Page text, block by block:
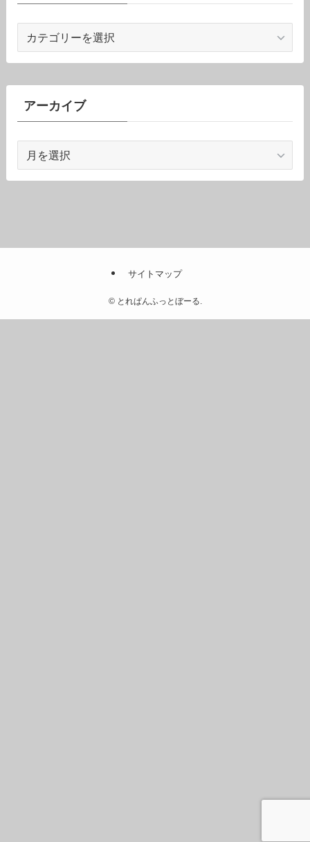
ゴ
リ
ーアーカイブ
カ
サイトマップ
©とれぱんふっとぼーる.